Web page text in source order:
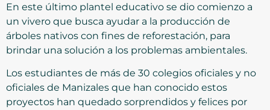
En este último plantel educativo se dio comienzo a
un vivero que busca ayudar a la producción de
árboles nativos con fines de reforestación, para
brindar una solución a los problemas ambientales.
Los estudiantes de más de 30 colegios oficiales y no
oficiales de Manizales que han conocido estos
proyectos han quedado sorprendidos y felices por